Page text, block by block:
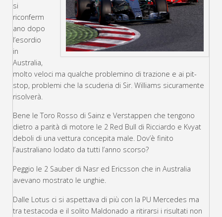
si
riconferm
ano dopo
l’esordio
in
Australia,
molto veloci ma qualche problemino di trazione e ai pit-
stop, problemi che la scuderia di Sir. Williams sicuramente
risolverà.
Bene le Toro Rosso di Sainz e Verstappen che tengono
dietro a parità di motore le 2 Red Bull di Ricciardo e Kvyat
deboli di una vettura concepita male. Dov’è finito
l’australiano lodato da tutti l’anno scorso?
Peggio le 2 Sauber di Nasr ed Ericsson che in Australia
avevano mostrato le unghie.
Dalle Lotus ci si aspettava di più con la PU Mercedes ma
tra testacoda e il solito Maldonado a ritirarsi i risultati non